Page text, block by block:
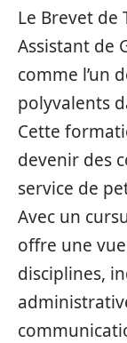
Le Brevet de
Assistant de
comme l’un
polyvalents
Cette
devenir des
service de
Avec un
offre une
disciplines,